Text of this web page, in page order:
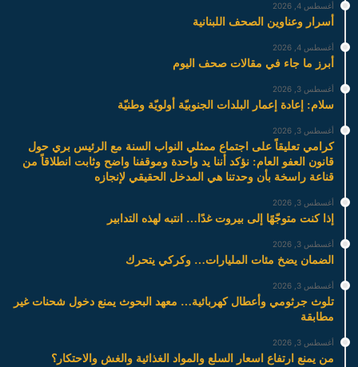
أغسطس 4, 2026
أسرار وعناوين الصحف اللبنانية
أغسطس 4, 2026
أبرز ما جاء في مقالات صحف اليوم
أغسطس 3, 2026
سلام: إعادة إعمار البلدات الجنوبيّة أولويّة وطنيّة
أغسطس 3, 2026
كرامي تعليقاً على اجتماع ممثلي النواب السنة مع الرئيس بري حول
قانون العفو العام: نؤكد أننا يد واحدة وموقفنا واضح وثابت انطلاقاً من
قناعة راسخة بأن وحدتنا هي المدخل الحقيقي لإنجازه
أغسطس 3, 2026
إذا كنت متوجّهًا إلى بيروت غدًا… انتبه لهذه التدابير
أغسطس 3, 2026
الضمان يضخ مئات المليارات… وكركي يتحرك
أغسطس 3, 2026
تلوث جرثومي وأعطال كهربائية… معهد البحوث يمنع دخول شحنات غير
مطابقة
أغسطس 3, 2026
من يمنع ارتفاع اسعار السلع والمواد الغذائية والغش والاحتكار؟